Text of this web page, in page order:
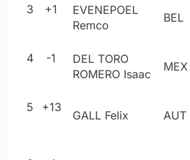
3 +1
EVENEPOEL
Remco
BEL
4 -1
DEL TORO
ROMERO Isaac
MEX
5 +13
GALL Felix AUT